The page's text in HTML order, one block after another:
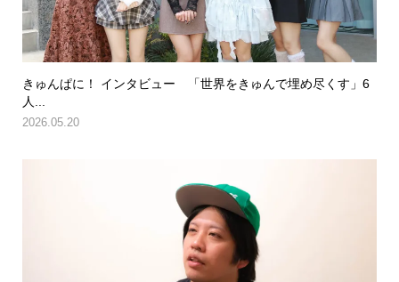
きゅんぱに！ インタビュー 「世界をきゅんで埋め尽くす」6
人...
2026.05.20